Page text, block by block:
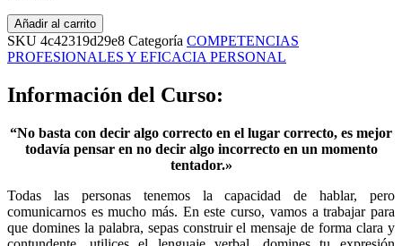
Técnicas
para
Hablar
Público.
Mejorar
Oratoria.
ONLINE
Añadir al carrito
SKU 4c42319d29e8 Categoría COMPETENCIAS
PROFESIONALES Y EFICACIA PERSONAL
Información del Curso:
“No basta con decir algo correcto en el lugar correcto, es mejor
todavía pensar en no decir algo incorrecto en un momento
tentador.»
Todas las personas tenemos la capacidad de hablar, pero
comunicarnos es mucho más. En este curso, vamos a trabajar para
que domines la palabra, sepas construir el mensaje de forma clara y